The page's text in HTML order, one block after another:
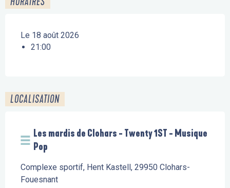
Le 18 août 2026
21:00
LOCALISATION
Les mardis de Clohars - Twenty 1ST - Musique
Pop
Complexe sportif, Hent Kastell, 29950 Clohars-
Fouesnant